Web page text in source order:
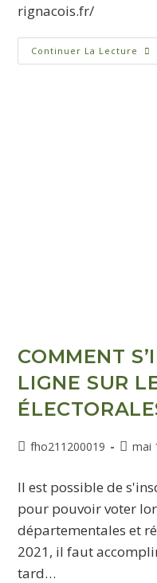
rignacois.fr/
Continuer La Lecture
COMMENT
LIGNE SUR
fho211200019 mai
Il est possible de
pour pouvoir voter
départementales et
2021, il faut
tard…